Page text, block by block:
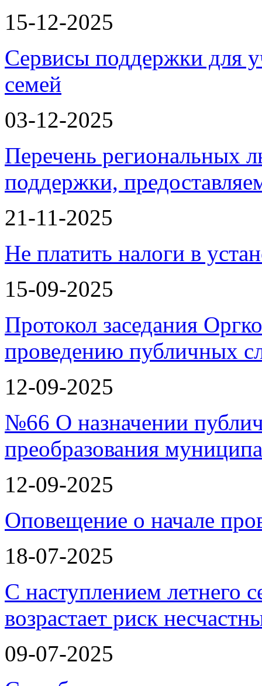
15-12-2025
Сервисы поддержки для
семей
03-12-2025
Перечень региональных
поддержки,
21-11-2025
Не платить налоги в
15-09-2025
Протокол заседания
проведению публичных
12-09-2025
№66 О назначении
преобразования
12-09-2025
Оповещение о начале
18-07-2025
С наступлением летнего
возрастает риск
09-07-2025